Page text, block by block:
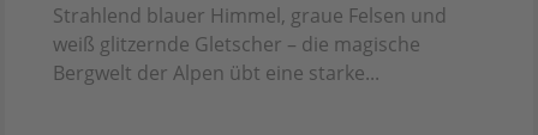
Strahlend blauer Himmel, graue Felsen und
weiß glitzernde Gletscher – die magische
Bergwelt der Alpen übt eine starke...